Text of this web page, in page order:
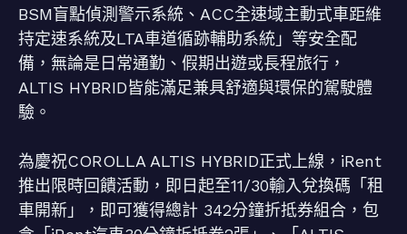
BSM盲點偵測警示系統、ACC全速域主動式車距維
持定速系統及LTA車道循跡輔助系統」等安全配
備，無論是日常通勤、假期出遊或長程旅行，
ALTIS HYBRID皆能滿足兼具舒適與環保的駕駛體
驗。
為慶祝COROLLA ALTIS HYBRID正式上線，iRent
推出限時回饋活動，即日起至11/30輸入兌換碼「租
車開新」，即可獲得總計 342分鐘折抵券組合，包